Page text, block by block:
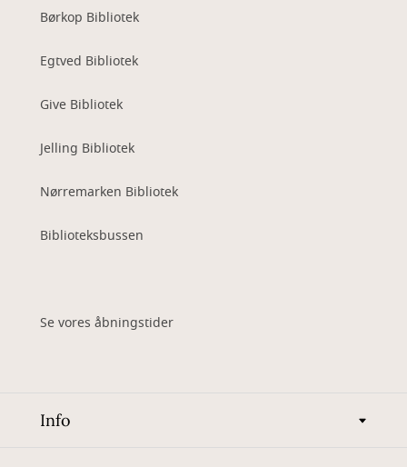
Børkop Bibliotek
Egtved Bibliotek
Give Bibliotek
Jelling Bibliotek
Nørremarken Bibliotek
Biblioteksbussen
Se vores åbningstider
Info